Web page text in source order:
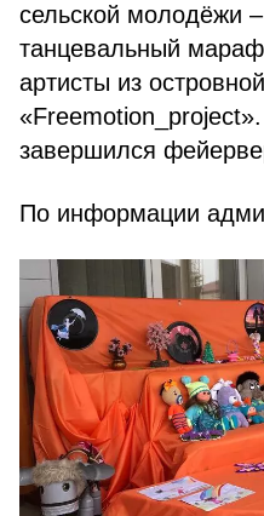
сельской молодёжи
танцевальный
артисты из
завершился
По информации